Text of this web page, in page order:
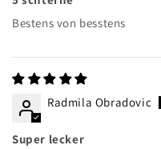
Bestens von besstens
Radmila Obradovic
Super lecker